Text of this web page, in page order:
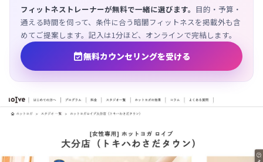
フィットネストレーナーが無料で一緒に選びます。 目的・予算・
通える時間を伺って、条件に合う暗闇フィットネスを掲載外も含
めてご提案します。記入は1分ほど、オンラインで完結します。
無料カウンセリングを受ける